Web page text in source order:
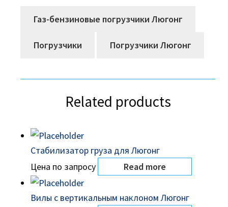
Газ-бензиновые погрузчики Люгонг
Погрузчики Погрузчики Люгонг
Related products
Стабилизатор груза для Люгонг
Цена по запросу
Read more
Вилы с вертикальным наклоном Люгонг